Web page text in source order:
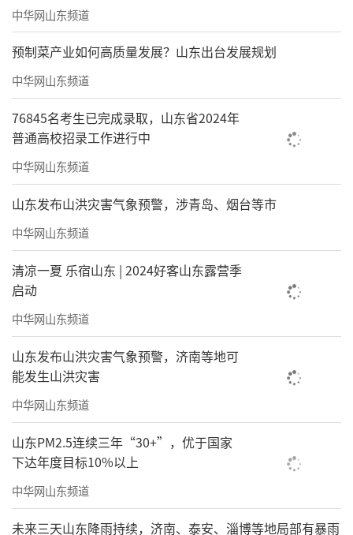
中华网山东频道
预制菜产业如何高质量发展？山东出台发展规划
中华网山东频道
76845名考生已完成录取，山东省2024年
普通高校招录工作进行中
中华网山东频道
山东发布山洪灾害气象预警，涉青岛、烟台等市
中华网山东频道
清凉一夏 乐宿山东 | 2024好客山东露营季
启动
中华网山东频道
山东发布山洪灾害气象预警，济南等地可
能发生山洪灾害
中华网山东频道
山东PM2.5连续三年“30+”，优于国家
下达年度目标10%以上
中华网山东频道
未来三天山东降雨持续，济南、泰安、淄博等地局部有暴雨